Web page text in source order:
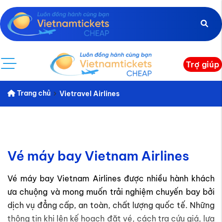
Trợ giúp
Trang chủ Vietravel Airlines
Vé máy bay Vietnam Airlines
Vé máy bay Vietnam Airlines được nhiều hành khách
ưa chuộng và mong muốn trải nghiệm chuyến bay bởi
dịch vụ đẳng cấp, an toàn, chất lượng quốc tế. Những
thông tin khi lên kế hoạch đặt vé, cách tra cứu giá, lựa